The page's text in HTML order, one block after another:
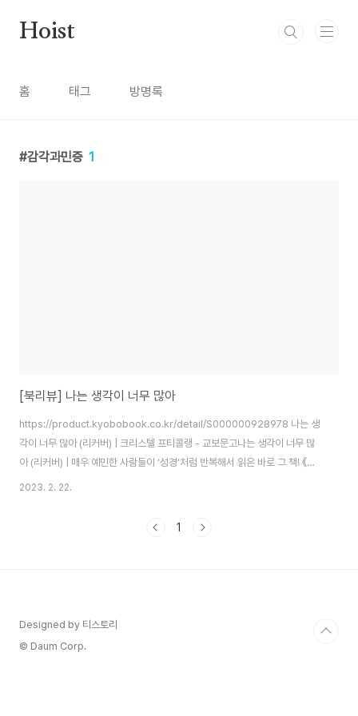
Hoist
홈 태그 방명록
감각과민증 1
[북리뷰] 나는 생각이 너무 많아
https://product.kyobobook.co.kr/detail/S000000928978 나는 생
각이 너무 많아 (리커버) | 크리스텔 프티콜랭 - 교보문고나는 생각이 너무 많
아 (리커버) | 매우 예민한 사람들이 ‘성경’처럼 반복해서 읽은 바로 그 책! 《나
는 생각이 너무 많아》 20만 부 리커버 개정판 출간 모든 일에 의심 많고 의문
피곤한 사람들을 위한 심리 처방에 관한 책입니다. 저 역시 생각이 많아 스스로
2023. 2. 22.
1
Designed by 티스토리
© Daum Corp.